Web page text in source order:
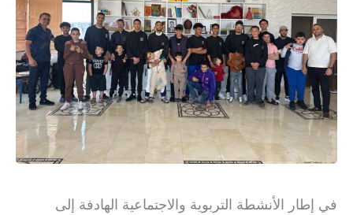
في إطار الأنشطة التربوية والاجتماعية الهادفة إلى